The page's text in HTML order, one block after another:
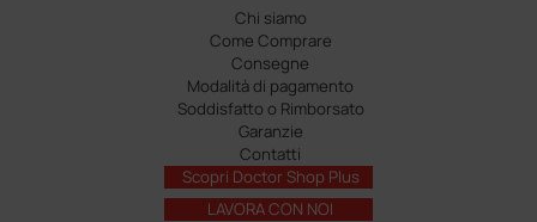
Chi siamo
Come Comprare
Consegne
Modalità di pagamento
Soddisfatto o Rimborsato
Garanzie
Contatti
Scopri Doctor Shop Plus
LAVORA CON NOI